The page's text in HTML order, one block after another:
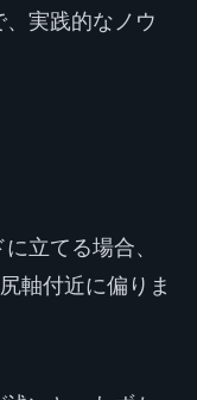
実践的なノウ
立てる場合、
軸付近に偏りま